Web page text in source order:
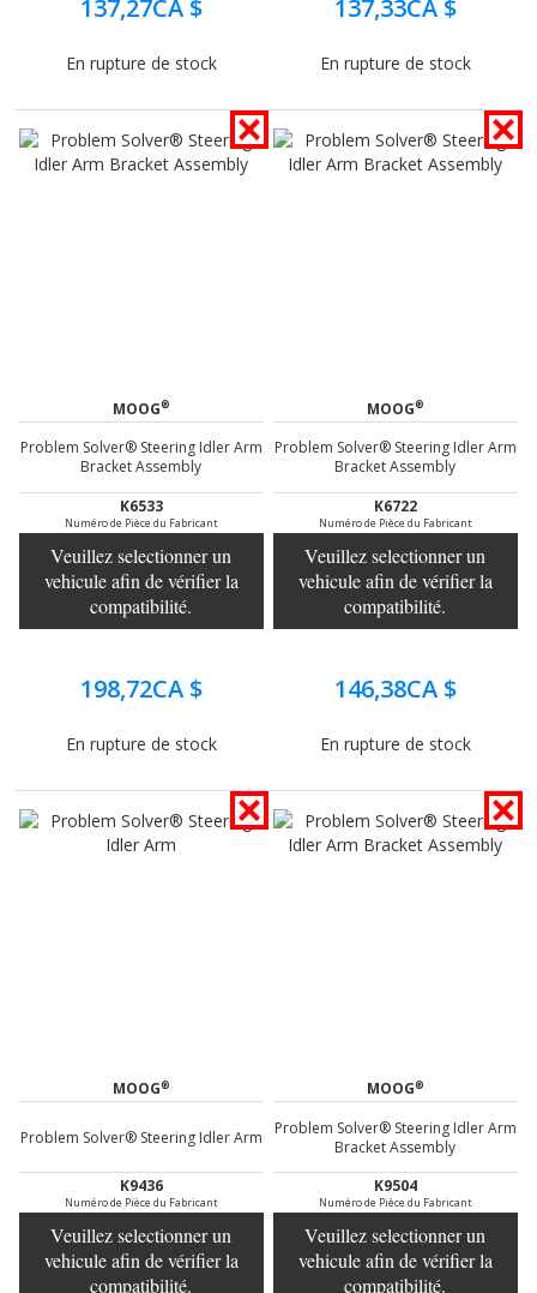
137,27CA $
En rupture de stock
137,33CA $
En rupture de stock
MOOG®
Problem Solver® Steering Idler Arm
Bracket Assembly
K6533
Numéro de Pièce du Fabricant
Veuillez selectionner un
vehicule afin de vérifier la
compatibilité.
198,72CA $
En rupture de stock
MOOG®
Problem Solver® Steering Idler Arm
Bracket Assembly
K6722
Numéro de Pièce du Fabricant
Veuillez selectionner un
vehicule afin de vérifier la
compatibilité.
146,38CA $
En rupture de stock
MOOG®
Problem Solver® Steering Idler Arm
K9436
Numéro de Pièce du Fabricant
Veuillez selectionner un
vehicule afin de vérifier la
compatibilité.
MOOG®
Problem Solver® Steering Idler Arm
Bracket Assembly
K9504
Numéro de Pièce du Fabricant
Veuillez selectionner un
vehicule afin de vérifier la
compatibilité.